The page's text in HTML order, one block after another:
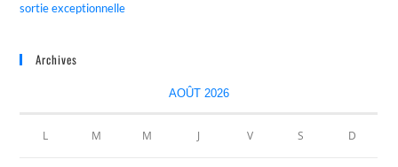
sortie exceptionnelle
Archives
AOÛT 2026
L M M J V S D